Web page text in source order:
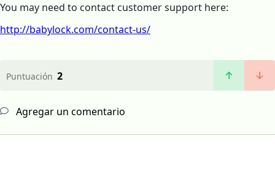
You may need to contact customer support here:
http://babylock.com/contact-us/
Puntuación 2
Agregar un comentario